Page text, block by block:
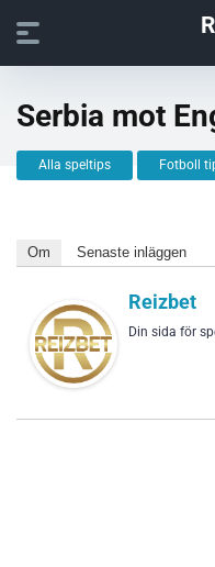
Serbia mot
Alla speltips Fotboll
Om Senaste inläggen
Reizbet
Din sida för